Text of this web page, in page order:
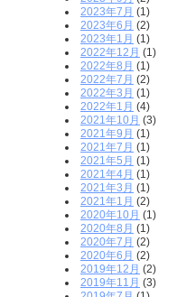
2023年7月 (1)
2023年6月 (2)
2023年1月 (1)
2022年12月 (1)
2022年8月 (1)
2022年7月 (2)
2022年3月 (1)
2022年1月 (4)
2021年10月 (3)
2021年9月 (1)
2021年7月 (1)
2021年5月 (1)
2021年4月 (1)
2021年3月 (1)
2021年1月 (2)
2020年10月 (1)
2020年8月 (1)
2020年7月 (2)
2020年6月 (2)
2019年12月 (2)
2019年11月 (3)